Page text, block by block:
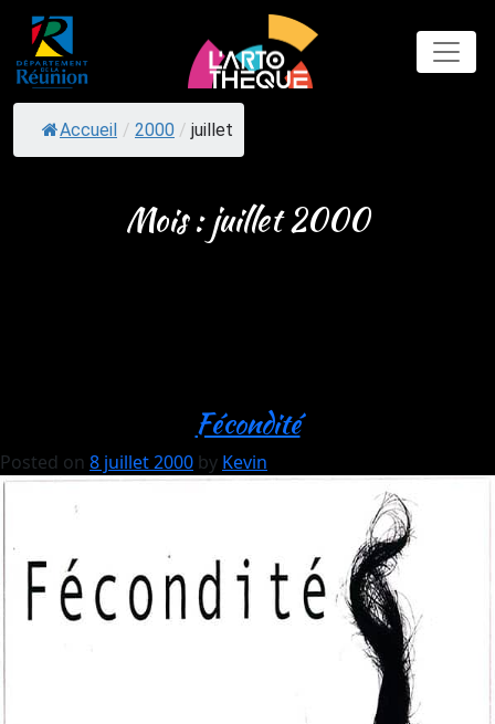
Skip
content
Accueil / 2000 / juillet
Mois :juillet 2000
Fécondité
Posted on 8 juillet 2000 by Kevin